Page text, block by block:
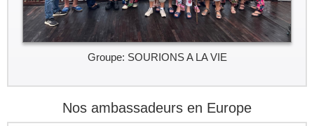
Groupe: SOURIONS A LA VIE
Nos ambassadeurs en Europe